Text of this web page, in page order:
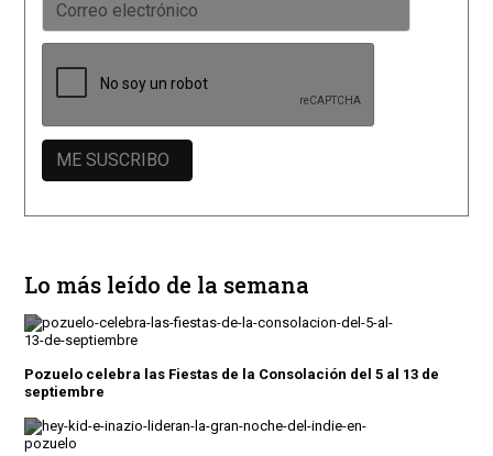
Lo más leído de la semana
Pozuelo celebra las Fiestas de la Consolación del 5 al 13 de
septiembre